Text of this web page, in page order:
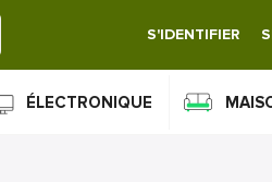
S'IDENTIFIER
ÉLECTRONIQUE